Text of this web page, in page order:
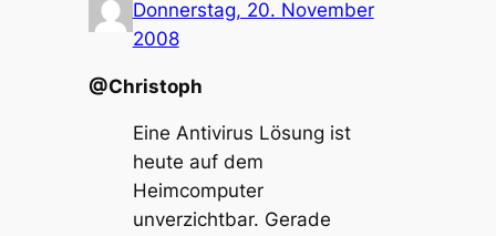
Donnerstag, 20. November
2008
@Christoph
Eine Antivirus Lösung ist
heute auf dem
Heimcomputer
unverzichtbar. Gerade